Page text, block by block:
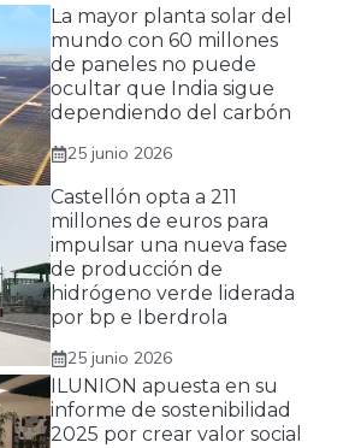
La mayor planta solar del
mundo con 60 millones
de paneles no puede
ocultar que India sigue
dependiendo del carbón
25 junio 2026
Castellón opta a 211
millones de euros para
impulsar una nueva fase
de producción de
hidrógeno verde liderada
por bp e Iberdrola
25 junio 2026
ILUNION apuesta en su
informe de sostenibilidad
2025 por crear valor social